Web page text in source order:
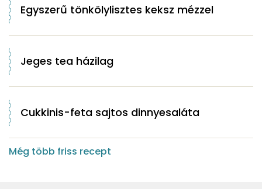
Egyszerű tönkölylisztes keksz mézzel
Jeges tea házilag
Cukkinis-feta sajtos dinnyesaláta
Még több friss recept